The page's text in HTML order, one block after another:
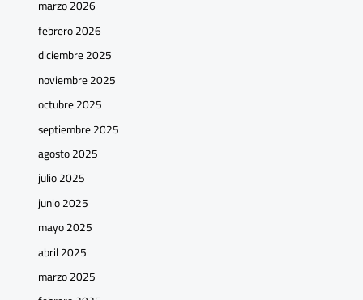
marzo 2026
febrero 2026
diciembre 2025
noviembre 2025
octubre 2025
septiembre 2025
agosto 2025
julio 2025
junio 2025
mayo 2025
abril 2025
marzo 2025